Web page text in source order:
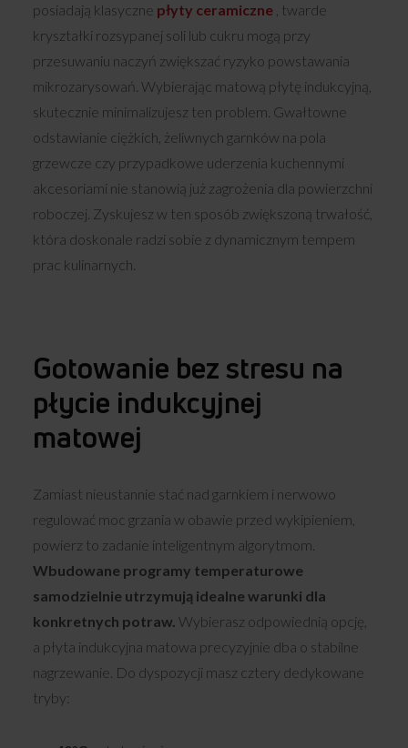
posiadają klasyczne płyty ceramiczne , twarde
kryształki rozsypanej soli lub cukru mogą przy
przesuwaniu naczyń zwiększać ryzyko powstawania
mikrozarysowań. Wybierając matową płytę indukcyjną,
skutecznie minimalizujesz ten problem. Gwałtowne
odstawianie ciężkich, żeliwnych garnków na pola
grzewcze czy przypadkowe uderzenia kuchennymi
akcesoriami nie stanowią już zagrożenia dla powierzchni
roboczej. Zyskujesz w ten sposób zwiększoną trwałość,
która doskonale radzi sobie z dynamicznym tempem
prac kulinarnych.
Gotowanie bez stresu na
płycie indukcyjnej
matowej
Zamiast nieustannie stać nad garnkiem i nerwowo
regulować moc grzania w obawie przed wykipieniem,
powierz to zadanie inteligentnym algorytmom.
Wbudowane programy temperaturowe
samodzielnie utrzymują idealne warunki dla
konkretnych potraw. Wybierasz odpowiednią opcję,
a płyta indukcyjna matowa precyzyjnie dba o stabilne
nagrzewanie. Do dyspozycji masz cztery dedykowane
tryby: